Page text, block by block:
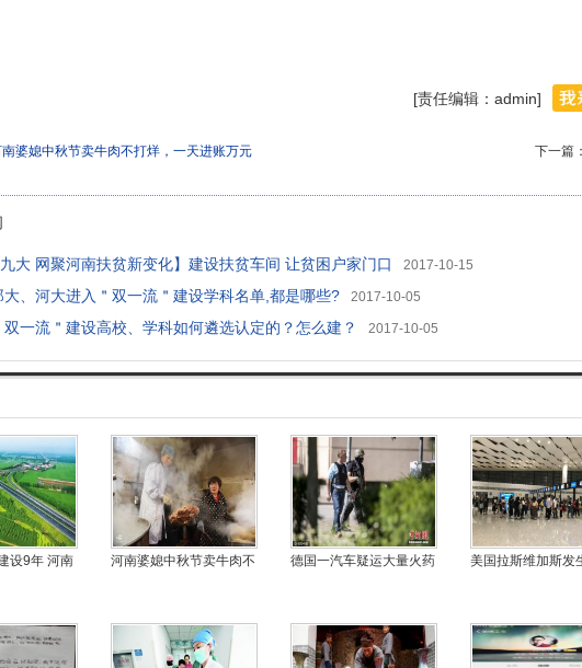
[责任编辑：admin]
下一篇
婆媳中秋节卖牛肉不打烊，一天进账万元
九大 网聚河南扶贫新变化】建设扶贫车间 让贫困户家门口 2017-10-15
、河大进入＂双一流＂建设学科名单,都是哪些? 2017-10-05
一流＂建设高校、学科如何遴选认定的？怎么建？ 2017-10-05
设9年 河南 河南婆媳中秋节卖牛肉不 德国一汽车疑运大量火药 美国拉斯维加斯发